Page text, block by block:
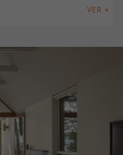
VER +